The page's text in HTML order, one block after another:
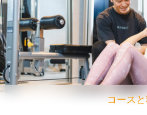
コース